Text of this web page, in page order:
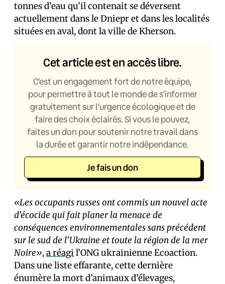
tonnes d’eau qu’il contenait se déversent
actuellement dans le Dniepr et dans les localités
situées en aval, dont la ville de Kherson.
Cet article est en accès libre.
C’est un engagement fort de notre équipe,
pour permettre à tout le monde de s’informer
gratuitement sur l’urgence écologique et de
faire des choix éclairés. Si vous le pouvez,
faites un don pour soutenir notre travail dans
la durée et garantir notre indépendance.
Je fais un don
«Les occupants russes ont commis un nouvel acte
d’écocide qui fait planer la menace de
conséquences environnementales sans précédent
sur le sud de l’Ukraine et toute la région de la mer
Noire»,a réagi l’ONG ukrainienne Ecoaction.
Dans une liste effarante, cette dernière
énumère la mort d’animaux d’élevages,